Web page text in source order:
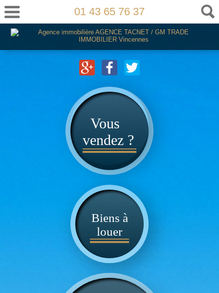
01 43 65 76 37
Vous
vendez ?
Biens à
louer